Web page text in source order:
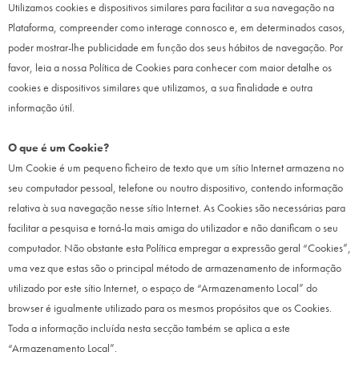
Utilizamos cookies e dispositivos similares para facilitar a sua navegação na
Plataforma, compreender como interage connosco e, em determinados casos,
poder mostrar-lhe publicidade em função dos seus hábitos de navegação. Por
favor, leia a nossa Política de Cookies para conhecer com maior detalhe os
cookies e dispositivos similares que utilizamos, a sua finalidade e outra
informação útil.
O que é um Cookie?
Um Cookie é um pequeno ficheiro de texto que um sítio Internet armazena no
seu computador pessoal, telefone ou noutro dispositivo, contendo informação
relativa à sua navegação nesse sítio Internet. As Cookies são necessárias para
facilitar a pesquisa e torná-la mais amiga do utilizador e não danificam o seu
computador. Não obstante esta Política empregar a expressão geral “Cookies”,
uma vez que estas são o principal método de armazenamento de informação
utilizado por este sítio Internet, o espaço de “Armazenamento Local” do
browser é igualmente utilizado para os mesmos propósitos que os Cookies.
Toda a informação incluída nesta secção também se aplica a este
“Armazenamento Local”.